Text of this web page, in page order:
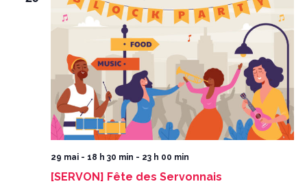
29 mai - 18 h 30 min - 23 h 00 min
[SERVON] Fête des Servonnais